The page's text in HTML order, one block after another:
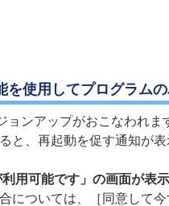
使用してプログラム
ンアップがおこなわれま
と、再起動を促す通知が
用可能です」の画面が表
については、［同意して